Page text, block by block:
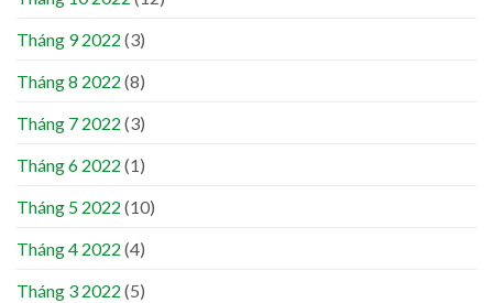
Tháng 9 2022 (3)
Tháng 8 2022 (8)
Tháng 7 2022 (3)
Tháng 6 2022 (1)
Tháng 5 2022 (10)
Tháng 4 2022 (4)
Tháng 3 2022 (5)